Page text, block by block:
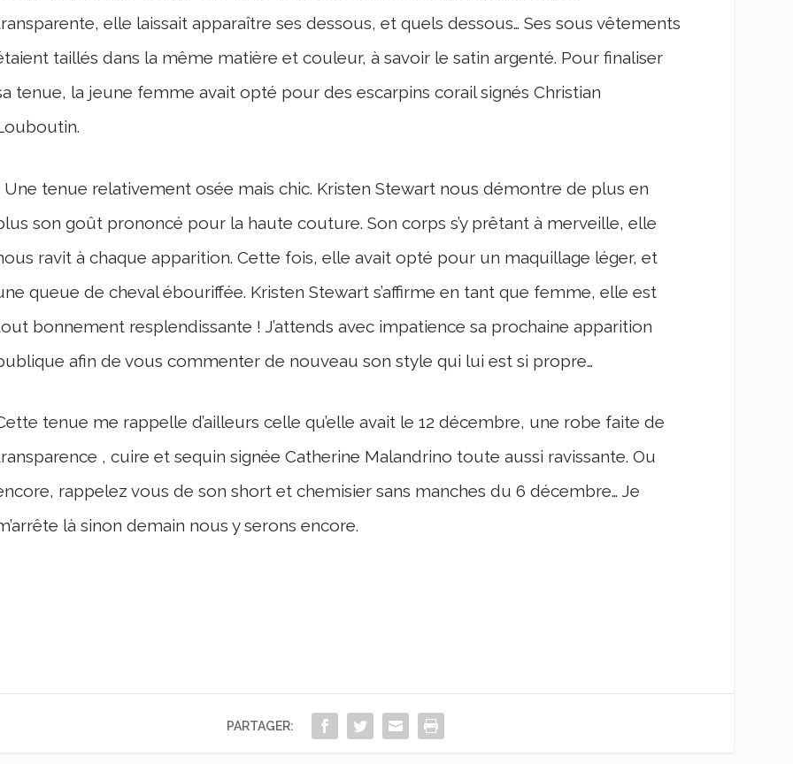
elle laissait apparaître ses dessous, et quels dessous… Ses sous vêtements
taillés dans la même matière et couleur, à savoir le satin argenté. Pour finaliser
tenue, la jeune femme avait opté pour des escarpins corail signés Christian
Une tenue relativement osée mais chic. Kristen Stewart nous démontre de plus en
son goût prononcé pour la haute couture. Son corps s’y prêtant à merveille, elle
ravit à chaque apparition. Cette fois, elle avait opté pour un maquillage léger, et
queue de cheval ébouriffée. Kristen Stewart s’affirme en tant que femme, elle est
bonnement resplendissante ! J’attends avec impatience sa prochaine apparition
afin de vous commenter de nouveau son style qui lui est si propre…
tenue me rappelle d’ailleurs celle qu’elle avait le 12 décembre, une robe faite de
, cuire et sequin signée Catherine Malandrino toute aussi ravissante. Ou
rappelez vous de son short et chemisier sans manches du 6 décembre… Je
là sinon demain nous y serons encore.
PARTAGER: